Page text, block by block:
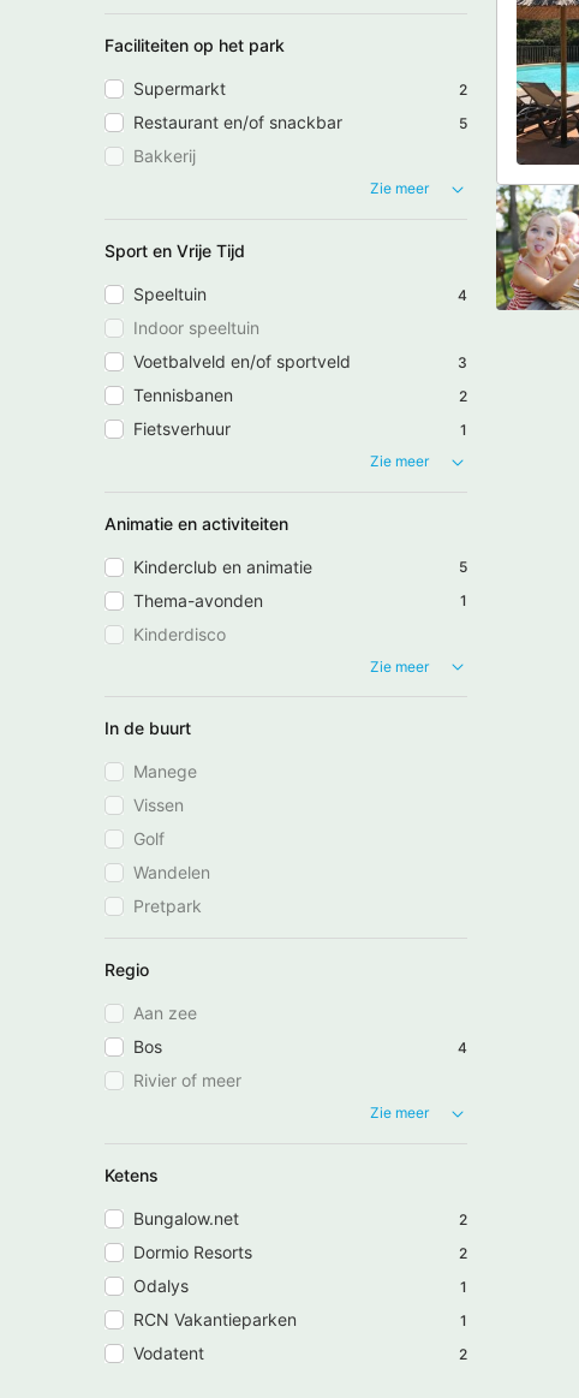
Faciliteiten op het park
Supermarkt 2
Restaurant en/of snackbar 5
Bakkerij
Zie meer
Sport en Vrije Tijd
Speeltuin 4
Indoor speeltuin
Voetbalveld en/of sportveld
3
Tennisbanen 2
Fietsverhuur
1
Zie meer
Animatie en activiteiten
Kinderclub en animatie 5
Thema-avonden 1
Kinderdisco
Zie meer
In de buurt
Manege
Vissen
Golf
Wandelen
Pretpark
Regio
Aan zee
Bos
4
Rivier of meer
Zie meer
Ketens
Bungalow.net 2
Dormio Resorts 2
Odalys 1
RCN Vakantieparken 1
Vodatent 2